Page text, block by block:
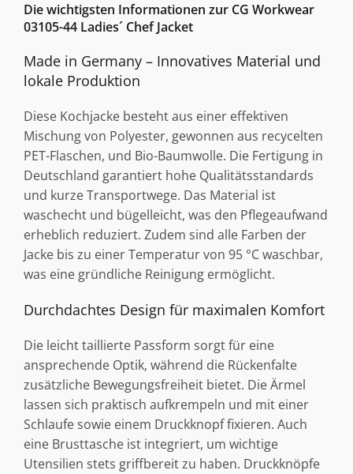
Die wichtigsten Informationen zur CG Workwear
03105-44 Ladies´ Chef Jacket
Made in Germany – Innovatives Material und
lokale Produktion
Diese Kochjacke besteht aus einer effektiven
Mischung von Polyester, gewonnen aus recycelten
PET-Flaschen, und Bio-Baumwolle. Die Fertigung in
Deutschland garantiert hohe Qualitätsstandards
und kurze Transportwege. Das Material ist
waschecht und bügelleicht, was den Pflegeaufwand
erheblich reduziert. Zudem sind alle Farben der
Jacke bis zu einer Temperatur von 95 °C waschbar,
was eine gründliche Reinigung ermöglicht.
Durchdachtes Design für maximalen Komfort
Die leicht taillierte Passform sorgt für eine
ansprechende Optik, während die Rückenfalte
zusätzliche Bewegungsfreiheit bietet. Die Ärmel
lassen sich praktisch aufkrempeln und mit einer
Schlaufe sowie einem Druckknopf fixieren. Auch
eine Brusttasche ist integriert, um wichtige
Utensilien stets griffbereit zu haben. Druckknöpfe